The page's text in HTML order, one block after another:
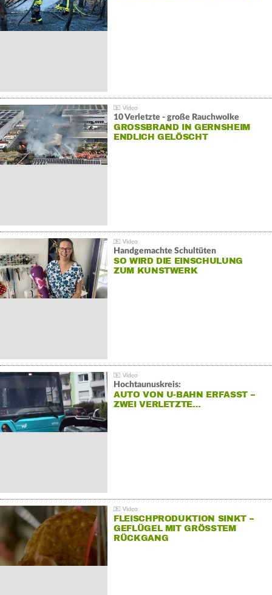
10 Verletzte - große Rauchwolke
GROSSBRAND IN GERNSHEIM E
NDLICH GELÖSCHT
Handgemachte Schultüten
SO WIRD DIE EINSCHULUNG
ZUM KUNSTWERK
Hochtaunuskreis:
AUTO VON U-BAHN ERFASST –
ZWEI VERLETZTE…
FLEISCHPRODUKTION SINKT –
GEFLÜGEL MIT GRÖSSTEM R
ÜCKGANG